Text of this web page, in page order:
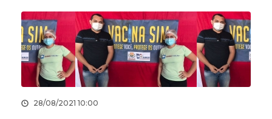
28/08/2021 10:00